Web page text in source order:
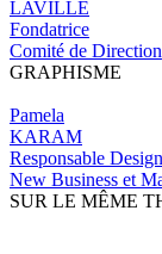
LAVILLE
Fondatrice
Comité de Direction
GRAPHISME
Pamela
KARAM
Responsable
New Business et
SUR LE MÊME